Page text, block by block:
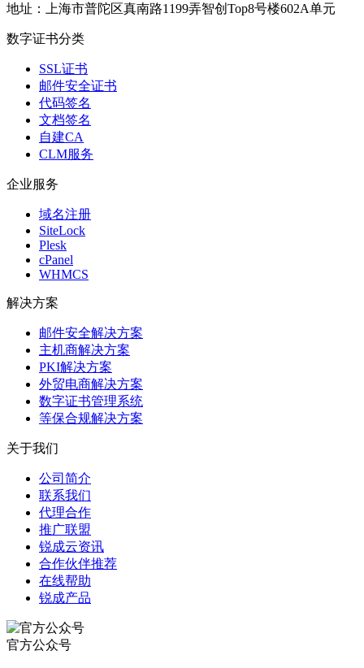
地址：上海市普陀区真南路1199弄智创Top8号楼602A单元
数字证书分类
SSL证书
邮件安全证书
代码签名
文档签名
自建CA
CLM服务
企业服务
域名注册
SiteLock
Plesk
cPanel
WHMCS
解决方案
邮件安全解决方案
主机商解决方案
PKI解决方案
外贸电商解决方案
数字证书管理系统
等保合规解决方案
关于我们
公司简介
联系我们
代理合作
推广联盟
锐成云资讯
合作伙伴推荐
在线帮助
锐成产品
官方公众号